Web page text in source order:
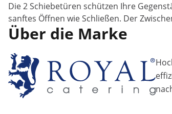
Die 2 Schiebetüren schützen Ihre
sanftes Öffnen wie Schließen. Der
Über die Marke